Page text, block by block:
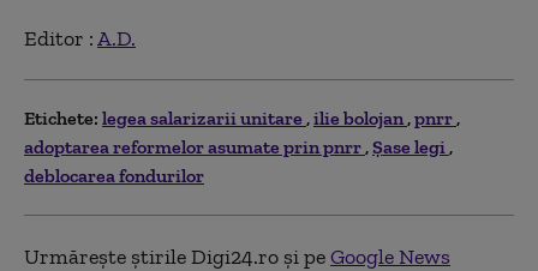
Editor :A.D.
Etichete: legea salarizarii unitare ilie bolojan pnrr
adoptarea reformelor asumate prin pnrr Șase legi
deblocarea fondurilor
Urmărește știrile Digi24.ro și peGoogle News